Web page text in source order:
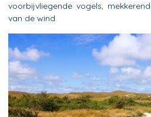
voorbijvliegende vogels,
van de wind.